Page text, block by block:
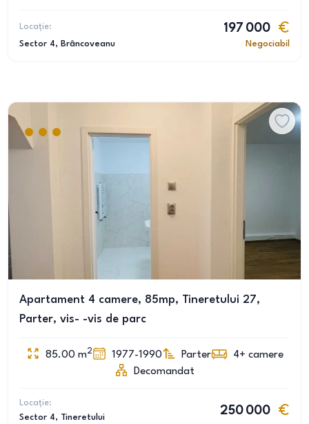
Locație:
Sector 4, Brâncoveanu
197 000
Negociabil
Apartament 4 camere, 85mp, Tineretului 27,
Parter, vis- -vis de parc
85.00 m2 1977-1990 Parter 4+ camere
Decomandat
Locație:
Sector 4, Tineretului
250 000